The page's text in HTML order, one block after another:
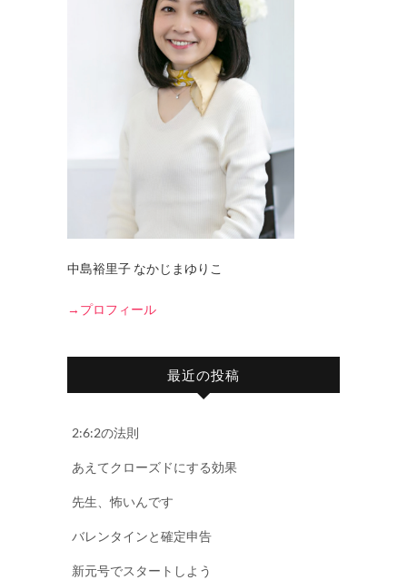
中島裕里子 なかじまゆりこ
→プロフィール
最近の投稿
2:6:2の法則
あえてクローズドにする効果
先生、怖いんです
バレンタインと確定申告
新元号でスタートしよう